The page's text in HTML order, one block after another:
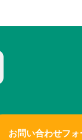
お問い合わせフ